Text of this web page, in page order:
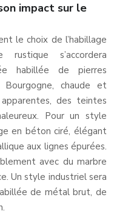
impact sur le
le choix de l’habillage
s’accordera
habillée de pierres
chaude et
des teintes
Pour un style
en béton ciré, élégant
aux lignes épurées.
avec du marbre
Un style industriel sera
de métal brut, de